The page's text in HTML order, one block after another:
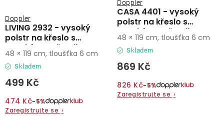
LIVING 2932 - vysoký
polstr na křeslo s
vysokým opěradlem
Doppler
Skladem
499 Kč
474 Kč−5%
Zaregistrujte se ›
48 × 119 cm, tloušťka 6 cm
CASA 4401 - vysoký
polstr na křeslo s
vysokým opěradlem
Doppler
Skladem
869 Kč
826 Kč−5%
Zaregistrujte se ›
48 × 119 cm, tloušťka 6 cm